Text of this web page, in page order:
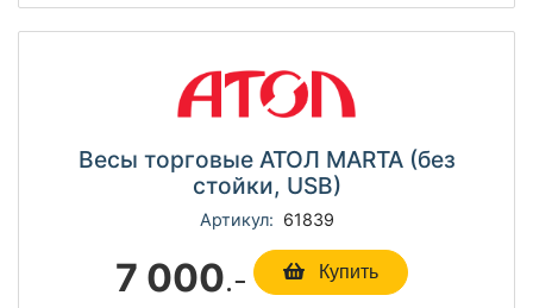
Весы торговые АТОЛ MARTA (без
стойки, USB)
Артикул: 61839
7 000.- Купить